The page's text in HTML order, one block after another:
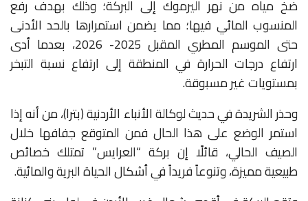
ضخ مياه من نهر اليرموك إلى البركة؛ وذلك بهدف رفع
المنسوب المائي فيها؛ مما يضمن استمرارها بالحد الأدنى
حتى الموسم المطري المقبل 2025- 2026، بعدما أدى
ارتفاع درجات الحرارة في المنطقة إلى ارتفاع نسبة التبخر
بمستويات غير مسبوقة.
وحذر الشريدة في حديث لوكالة الأنباء الأردنية (بترا)، من أنه إذا
استمر الوضع على هذا الحال فمن المتوقع جفافها خلال
الصيف الحالي، قائلًا إن بركة “العرايس” تمتلك خصائص
طبيعية مميزة، وتنوعاً فريداً في أشكال الحياة البرية والمائية.